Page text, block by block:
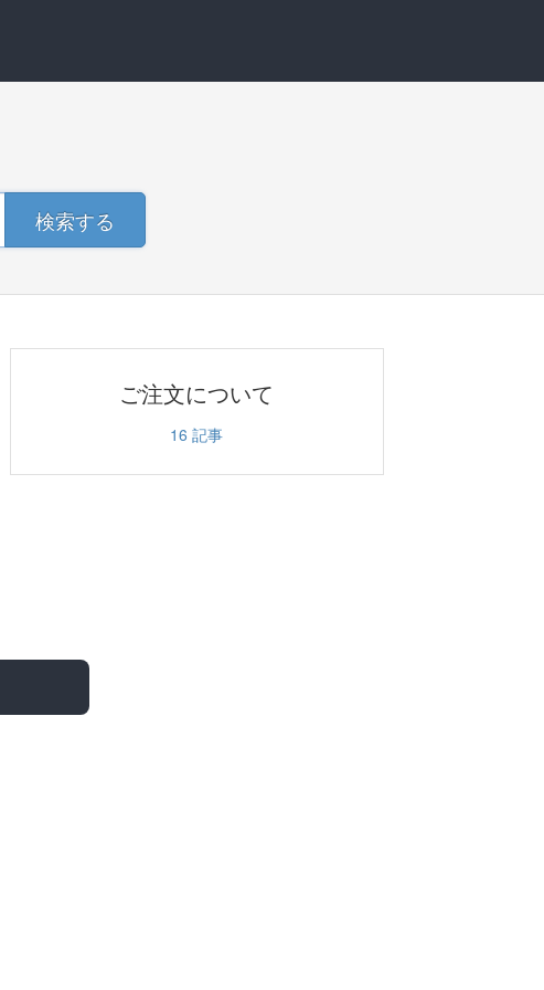
検索する
ご注文について
16 記事